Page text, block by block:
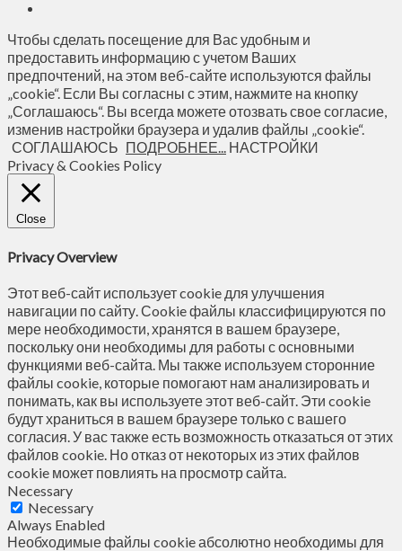
Чтобы сделать посещение для Вас удобным и
предоставить информацию с учетом Ваших
предпочтений, на этом веб-сайте используются файлы
„cookie“. Если Вы согласны с этим, нажмите на кнопку
„Соглашаюсь“. Вы всегда можете отозвать свое согласие,
изменив настройки браузера и удалив файлы „cookie“.
СОГЛАШАЮСЬ ПОДРОБНЕЕ... НАСТРОЙКИ
Privacy & Cookies Policy
Close
Privacy Overview
Этот веб-сайт использует cookie для улучшения
навигации по сайту. Сookie файлы классифицируются по
мере необходимости, хранятся в вашем браузере,
поскольку они необходимы для работы с основными
функциями веб-сайта. Мы также используем сторонние
файлы cookie, которые помогают нам анализировать и
понимать, как вы используете этот веб-сайт. Эти cookie
будут храниться в вашем браузере только с вашего
согласия. У вас также есть возможность отказаться от этих
файлов cookie. Но отказ от некоторых из этих файлов
cookie может повлиять на просмотр сайта.
Necessary
Necessary
Always Enabled
Необходимые файлы cookie абсолютно необходимы для